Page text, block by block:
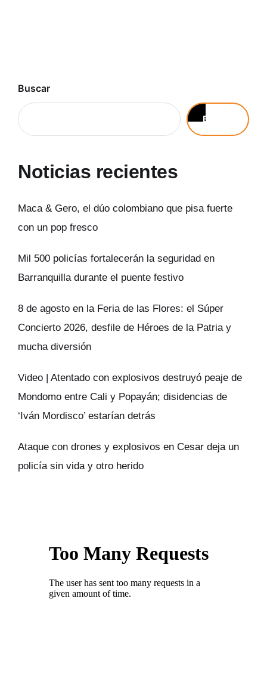
Buscar
Buscar
Noticias recientes
Maca & Gero, el dúo colombiano que pisa fuerte
con un pop fresco
Mil 500 policías fortalecerán la seguridad en
Barranquilla durante el puente festivo
8 de agosto en la Feria de las Flores: el Súper
Concierto 2026, desfile de Héroes de la Patria y
mucha diversión
Video | Atentado con explosivos destruyó peaje de
Mondomo entre Cali y Popayán; disidencias de
‘Iván Mordisco’ estarían detrás
Ataque con drones y explosivos en Cesar deja un
policía sin vida y otro herido